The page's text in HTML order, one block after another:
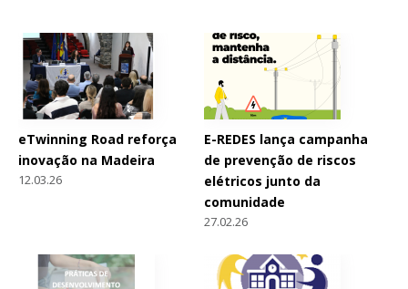
eTwinning Road reforça
inovação na Madeira
12.03.26
E-REDES lança campanha
de prevenção de riscos
elétricos junto da
comunidade
27.02.26